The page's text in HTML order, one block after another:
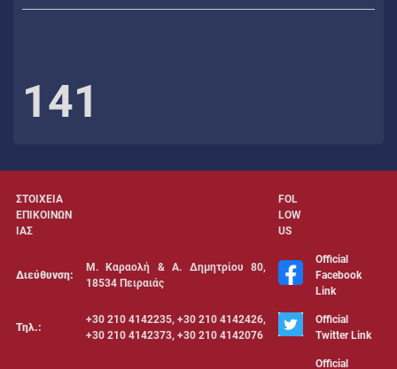
141
ΣΤΟΙΧΕΙΑ
ΕΠΙΚΟΙΝΩΝ
ΙΑΣ
FOL
LOW
US
Διεύθυνση:
Μ. Καραολή & Α. Δημητρίου 80,
18534 Πειραιάς
Official
Facebook
Link
Τηλ.:
+30 210 4142235, +30 210 4142426,
+30 210 4142373, +30 210 4142076
Official
Twitter Link
Official